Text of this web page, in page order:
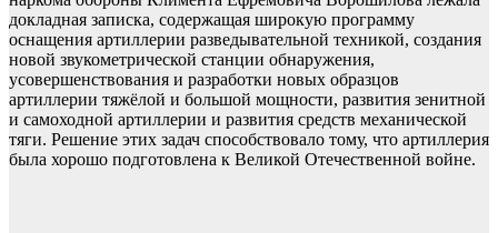
докладная записка, содержащая широкую программу
оснащения артиллерии разведывательной техникой, создания
новой звукометрической станции обнаружения,
усовершенствования и разработки новых образцов
артиллерии тяжёлой и большой мощности, развития зенитной
и самоходной артиллерии и развития средств механической
тяги. Решение этих задач способствовало тому, что артиллерия
была хорошо подготовлена к Великой Отечественной войне.